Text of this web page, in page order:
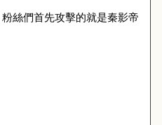
絲們首先攻擊的就是秦影帝